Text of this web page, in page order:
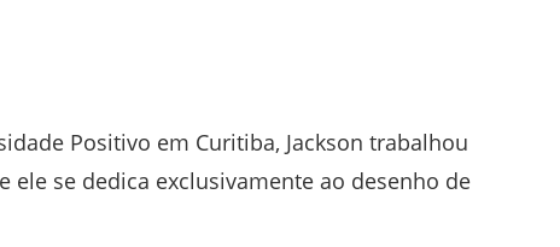
Positivo em Curitiba, Jackson trabalhou
se dedica exclusivamente ao desenho de